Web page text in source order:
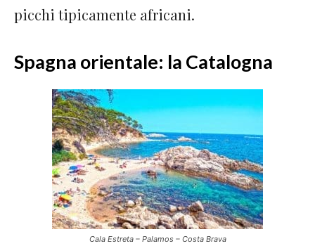
picchi tipicamente africani.
Spagna orientale: la Catalogna
Cala Estreta – Palamos – Costa Brava